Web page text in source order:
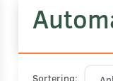
Sortering: